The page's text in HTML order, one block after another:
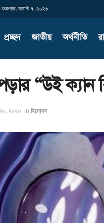
শুক্রবার, আগস্ট ৭, ২০২৬
প্রচ্ছদ জাতীয় অর্থনীতি
“উই
২০২০ in বিনোদন